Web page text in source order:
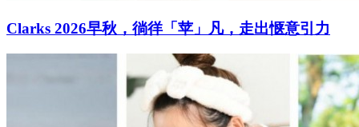
Clarks 2026早秋，徜徉「苹」凡，走出惬意引力